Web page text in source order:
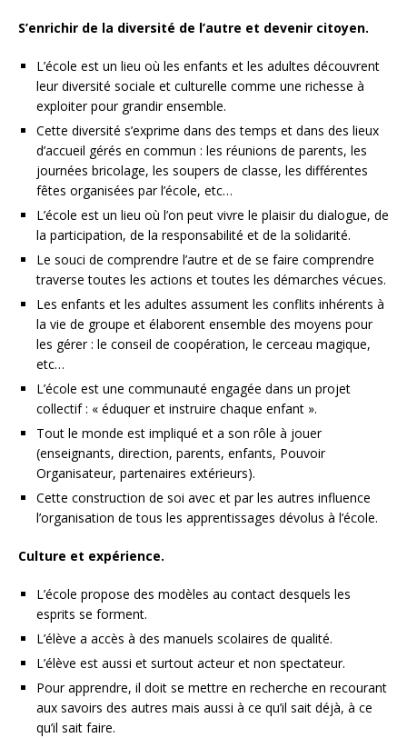
S’enrichir de la diversité de l’autre et devenir citoyen.
L’école est un lieu où les enfants et les adultes découvrent
leur diversité sociale et culturelle comme une richesse à
exploiter pour grandir ensemble.
Cette diversité s’exprime dans des temps et dans des lieux
d’accueil gérés en commun : les réunions de parents, les
journées bricolage, les soupers de classe, les différentes
fêtes organisées par l’école, etc…
L’école est un lieu où l’on peut vivre le plaisir du dialogue, de
la participation, de la responsabilité et de la solidarité.
Le souci de comprendre l’autre et de se faire comprendre
traverse toutes les actions et toutes les démarches vécues.
Les enfants et les adultes assument les conflits inhérents à
la vie de groupe et élaborent ensemble des moyens pour
les gérer : le conseil de coopération, le cerceau magique,
etc…
L’école est une communauté engagée dans un projet
collectif : « éduquer et instruire chaque enfant ».
Tout le monde est impliqué et a son rôle à jouer
(enseignants, direction, parents, enfants, Pouvoir
Organisateur, partenaires extérieurs).
Cette construction de soi avec et par les autres influence
l’organisation de tous les apprentissages dévolus à l’école.
Culture et expérience.
L’école propose des modèles au contact desquels les
esprits se forment.
L’élève a accès à des manuels scolaires de qualité.
L’élève est aussi et surtout acteur et non spectateur.
Pour apprendre, il doit se mettre en recherche en recourant
aux savoirs des autres mais aussi à ce qu’il sait déjà, à ce
qu’il sait faire.